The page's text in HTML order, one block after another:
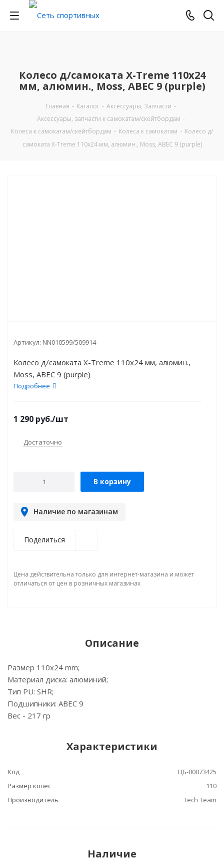
Колесо д/самоката X-Treme 110x24
мм, алюмин., Moss, ABEC 9 (purple)
Главная - Каталог - Аксессуары, Запчасти -
Аксессуары, запчасти к самокатам/скейтбордам -
Колеса к самокатам/скейтбордам - Колеса к самокатам - Колесо д/
самоката X-Treme 110x24 мм, алюмин., Moss, ABEC 9 (purple)
Артикул: NN010599/509914
Колесо д/самоката X-Treme 110x24 мм, алюмин.,
Moss, ABEC 9 (purple)
Подробнее
1 290 руб./шт
Достаточно
В корзину
Наличие по магазинам
Поделиться
Цена действительна только для интернет-магазина и может
отличаться от цен в розничных магазинах
Описание
Размер 110x24 mm;
Материал диска: алюминий;
Тип PU: SHR;
Подшипники: ABEC 9
Вес - 217 гр
Характеристики
Код
ЦБ-00073425
Размер колёс
110
Производитель
Tech Team
Наличие